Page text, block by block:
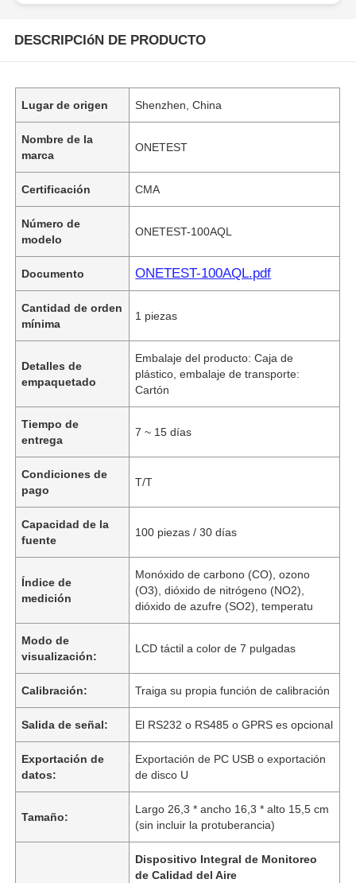
DESCRIPCIóN DE PRODUCTO
Lugar de origen Shenzhen, China
Nombre de la
marca
ONETEST
Certificación CMA
Número de
modelo
ONETEST-100AQL
Documento ONETEST-100AQL.pdf
Cantidad de orden
mínima
1 piezas
Detalles de
empaquetado
Embalaje del producto: Caja de
plástico, embalaje de transporte:
Cartón
Tiempo de
entrega
7 ~ 15 días
Condiciones de
pago
T/T
Capacidad de la
fuente
100 piezas / 30 días
Índice de
medición
Monóxido de carbono (CO), ozono
(O3), dióxido de nitrógeno (NO2),
dióxido de azufre (SO2), temperatu
Modo de
visualización:
LCD táctil a color de 7 pulgadas
Calibración: Traiga su propia función de calibración
Salida de señal: El RS232 o RS485 o GPRS es opcional
Exportación de
datos:
Exportación de PC USB o exportación
de disco U
Tamaño:
Largo 26,3 * ancho 16,3 * alto 15,5 cm
(sin incluir la protuberancia)
Dispositivo Integral de Monitoreo
de Calidad del Aire